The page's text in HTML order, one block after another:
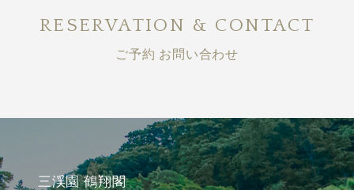
RESERVATION & CONTACT
ご予約 お問い合わせ
三渓園 鶴翔閣